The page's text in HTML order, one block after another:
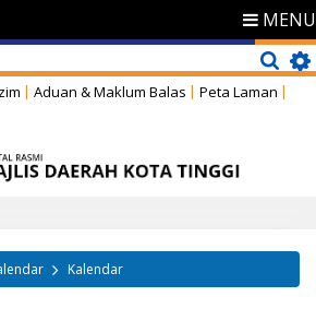
MENU
Aduan & Maklum Balas
Peta Laman
Kalendar